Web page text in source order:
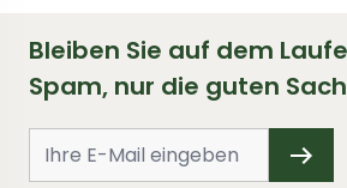
Bleiben Sie auf dem
Spam, nur die guten